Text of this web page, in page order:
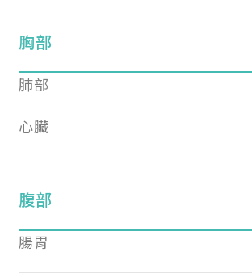
胸部
肺部
心臟
腹部
腸胃